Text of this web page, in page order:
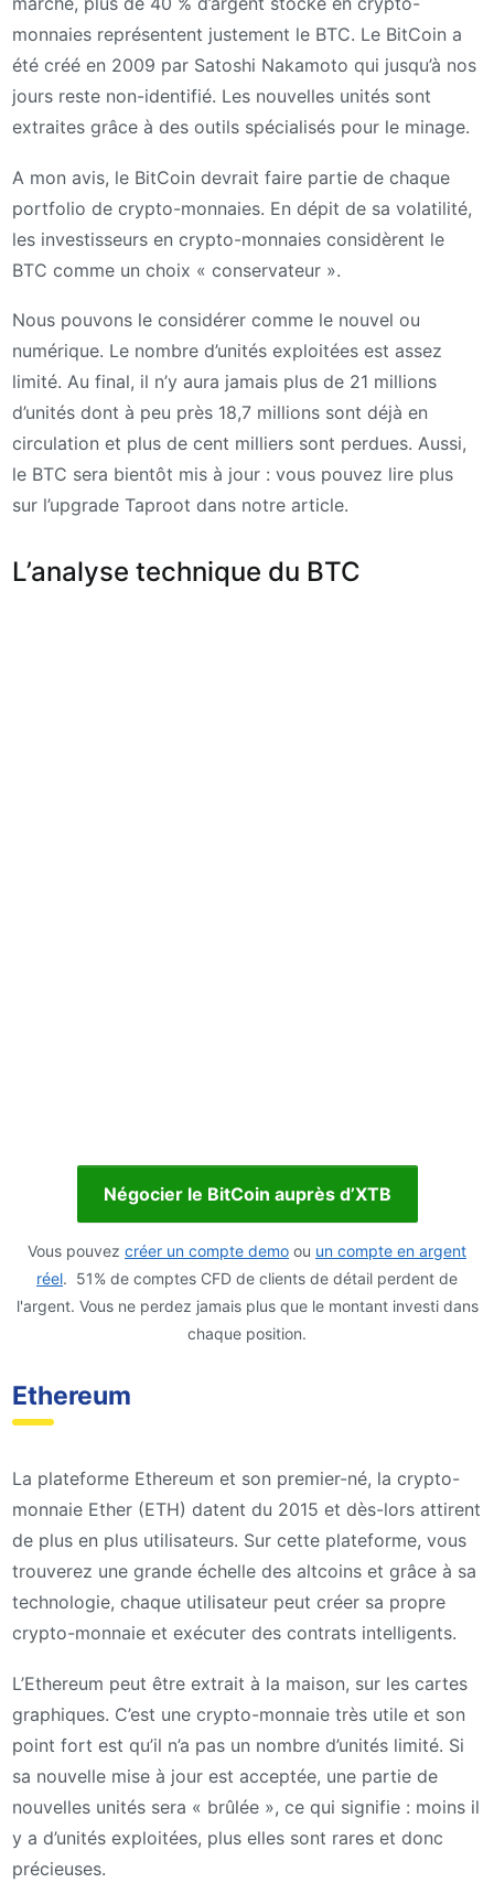
monnaies représentent justement le BTC. Le BitCoin a
été créé en 2009 par Satoshi Nakamoto qui jusqu’à nos
jours reste non-identifié. Les nouvelles unités sont
extraites grâce à des outils spécialisés pour le minage.
A mon avis, le BitCoin devrait faire partie de chaque
portfolio de crypto-monnaies. En dépit de sa volatilité,
les investisseurs en crypto-monnaies considèrent le
BTC comme un choix « conservateur ».
Nous pouvons le considérer comme le nouvel ou
numérique. Le nombre d’unités exploitées est assez
limité. Au final, il n’y aura jamais plus de 21 millions
d’unités dont à peu près 18,7 millions sont déjà en
circulation et plus de cent milliers sont perdues. Aussi,
le BTC sera bientôt mis à jour : vous pouvez lire plus
sur l’upgrade Taproot dans notre article.
L’analyse technique du BTC
Négocier le BitCoin auprès d’XTB
Vous pouvez créer un compte demo ou un compte en argent
réel. 51% de comptes CFD de clients de détail perdent de
l'argent. Vous ne perdez jamais plus que le montant investi dans
chaque position.
Ethereum
La plateforme Ethereum et son premier-né, la crypto-
monnaie Ether (ETH) datent du 2015 et dès-lors attirent
de plus en plus utilisateurs. Sur cette plateforme, vous
trouverez une grande échelle des altcoins et grâce à sa
technologie, chaque utilisateur peut créer sa propre
crypto-monnaie et exécuter des contrats intelligents.
L’Ethereum peut être extrait à la maison, sur les cartes
graphiques. C’est une crypto-monnaie très utile et son
point fort est qu’il n’a pas un nombre d’unités limité. Si
sa nouvelle mise à jour est acceptée, une partie de
nouvelles unités sera « brûlée », ce qui signifie : moins il
y a d’unités exploitées, plus elles sont rares et donc
précieuses.